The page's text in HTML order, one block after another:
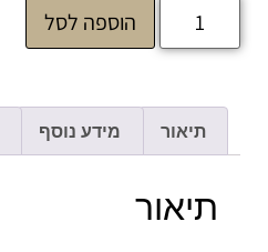
הוספה לסל
תיאור מידע נוסף
תיאור